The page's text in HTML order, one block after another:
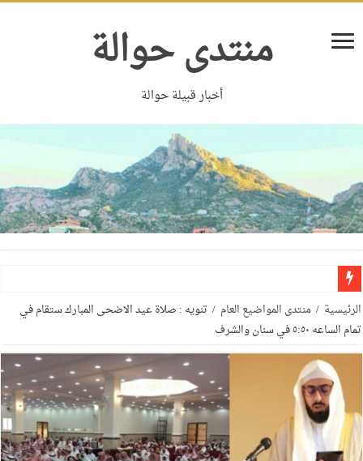
منتدى حوالة
أخبار قبيلة حوالة
الرئيسية / منتدى المواضيع العام / تنويه : صلاة عيد الاضحى المبارك ستقام في
تمام الساعه ٥:٥٠ في سنان والشرف